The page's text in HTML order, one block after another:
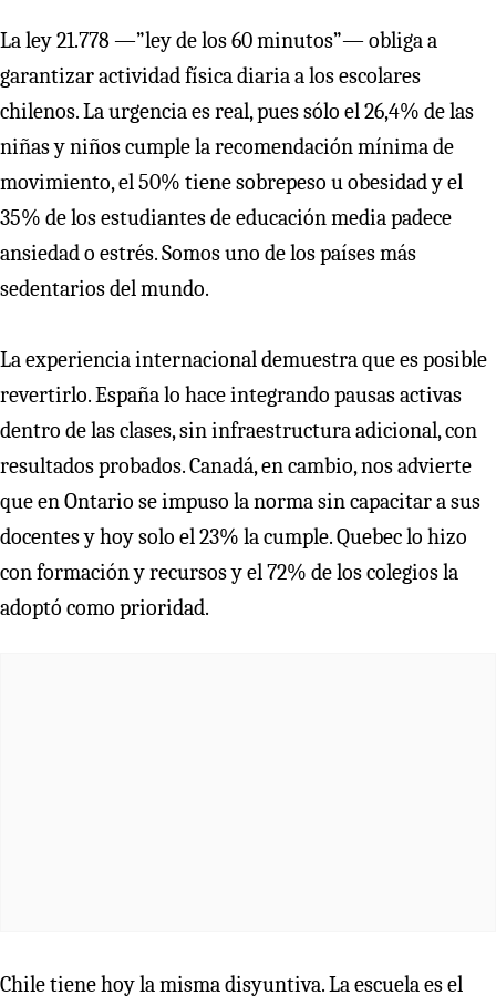
La ley 21.778 —”ley de los 60 minutos”— obliga a
garantizar actividad física diaria a los escolares
chilenos. La urgencia es real, pues sólo el 26,4% de las
niñas y niños cumple la recomendación mínima de
movimiento, el 50% tiene sobrepeso u obesidad y el
35% de los estudiantes de educación media padece
ansiedad o estrés. Somos uno de los países más
sedentarios del mundo.
La experiencia internacional demuestra que es posible
revertirlo. España lo hace integrando pausas activas
dentro de las clases, sin infraestructura adicional, con
resultados probados. Canadá, en cambio, nos advierte
que en Ontario se impuso la norma sin capacitar a sus
docentes y hoy solo el 23% la cumple. Quebec lo hizo
con formación y recursos y el 72% de los colegios la
adoptó como prioridad.
Chile tiene hoy la misma disyuntiva. La escuela es el